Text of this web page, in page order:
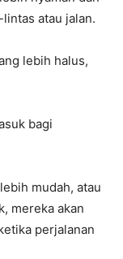
atau jalan.
lebih halus,
bagi
mudah, atau
mereka akan
perjalanan